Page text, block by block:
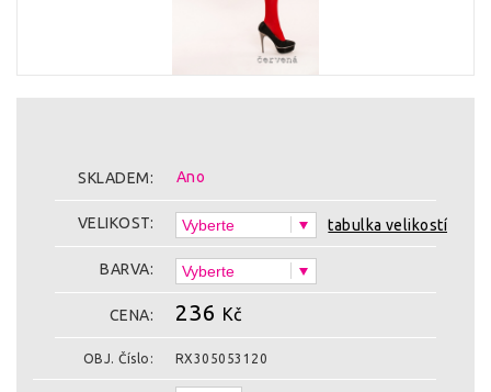
SKLADEM: Ano
VELIKOST: tabulka velikostí
BARVA:
CENA: 236 Kč
OBJ. Číslo: RX305053120